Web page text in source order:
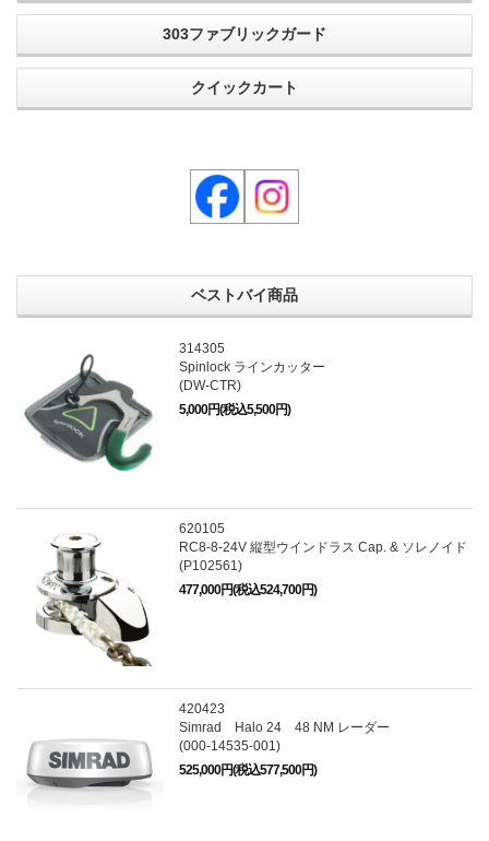
303ファブリックガード
クイックカート
ベストバイ商品
314305
Spinlock ラインカッター
(DW-CTR)
5,000円(税込5,500円)
620105
RC8-8-24V 縦型ウインドラス Cap. & ソレノイド
(P102561)
477,000円(税込524,700円)
420423
Simrad Halo 24 48 NM レーダー
(000-14535-001)
525,000円(税込577,500円)